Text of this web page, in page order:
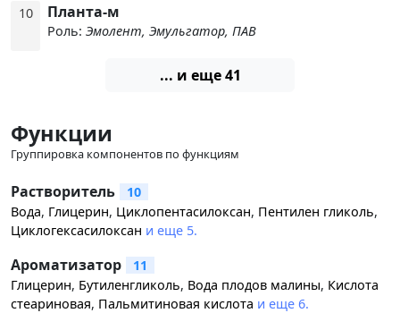
10 Планта-м
Роль: Эмолент, Эмульгатор, ПАВ
... и еще 41
Функции
Группировка компонентов по функциям
Растворитель
10
Вода, Глицерин, Циклопентасилоксан, Пентилен гликоль,
Циклогексасилоксан и еще 5.
Ароматизатор
11
Глицерин, Бутиленгликоль, Вода плодов малины, Кислота
стеариновая, Пальмитиновая кислота и еще 6.